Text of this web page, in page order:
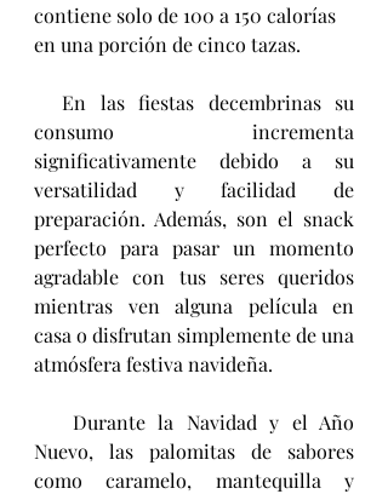
contiene solo de 100 a 150 calorías
en una porción de cinco tazas.
consumo incrementa
significativamente debido a su
versatilidad y facilidad de
preparación. Además, son el snack
perfecto para pasar un momento
agradable con tus seres queridos
mientras ven alguna película en
casa o disfrutan simplemente de una
atmósfera festiva navideña.
Nuevo, las palomitas de sabores
como caramelo, mantequilla y